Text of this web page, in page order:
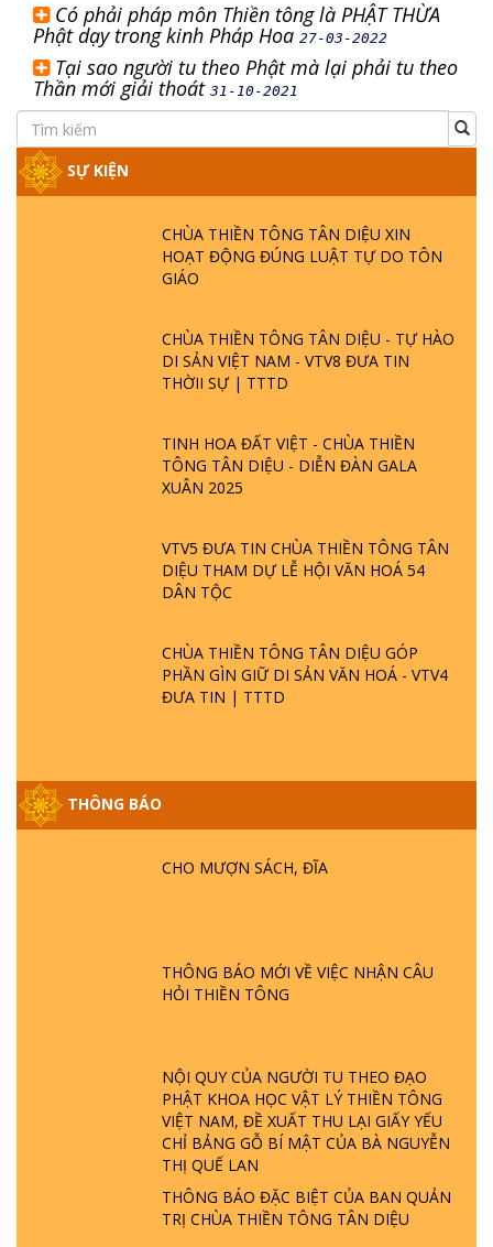
Có phải pháp môn Thiền tông là PHẬT THỪA
Phật dạy trong kinh Pháp Hoa 27-03-2022
Tại sao người tu theo Phật mà lại phải tu theo
Thần mới giải thoát 31-10-2021
SỰ KIỆN
CHÙA THIỀN TÔNG TÂN DIỆU XIN
HOẠT ĐỘNG ĐÚNG LUẬT TỰ DO TÔN
GIÁO
CHÙA THIỀN TÔNG TÂN DIỆU - TỰ HÀO
DI SẢN VIỆT NAM - VTV8 ĐƯA TIN
THỜII SỰ | TTTD
TINH HOA ĐẤT VIỆT - CHÙA THIỀN
TÔNG TÂN DIỆU - DIỄN ĐÀN GALA
XUÂN 2025
VTV5 ĐƯA TIN CHÙA THIỀN TÔNG TÂN
DIỆU THAM DỰ LỄ HỘI VĂN HOÁ 54
DÂN TỘC
CHÙA THIỀN TÔNG TÂN DIỆU GÓP
PHẦN GÌN GIỮ DI SẢN VĂN HOÁ - VTV4
ĐƯA TIN | TTTD
THÔNG BÁO
CHO MƯỢN SÁCH, ĐĨA
THÔNG BÁO MỚI VỀ VIỆC NHẬN CÂU
HỎI THIỀN TÔNG
NỘI QUY CỦA NGƯỜI TU THEO ĐẠO
PHẬT KHOA HỌC VẬT LÝ THIỀN TÔNG
VIỆT NAM, ĐỀ XUẤT THU LẠI GIẤY YẾU
CHỈ BẢNG GỖ BÍ MẬT CỦA BÀ NGUYỄN
THỊ QUẾ LAN
THÔNG BÁO ĐẶC BIỆT CỦA BAN QUẢN
TRỊ CHÙA THIỀN TÔNG TÂN DIỆU
GIẢI ĐÁP ĐẶC BIỆT P25 - SUỐT 49 NĂM
HỘI GÌ? TỬ VÌ ĐẠO
PHẬT GIỚI CÓ THỜI GIAN KHÔNG? |
TTTD
LÀ AI? QUỶ SA TĂNG? | TTTD
GIẢI ĐÁP THIỀN TÔNG ĐẶC BIỆT P22 - TẠI
SAO TRÁI ĐẤT NHIỀU THIÊN TAI - LŨ LỤT
- HỎA HOẠN | TTTD
GIẢI ĐÁP THIỀN TÔNG ĐẶC BIỆT P21 - TẠI